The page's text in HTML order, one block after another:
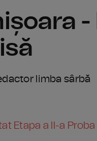
limba sârbă
Etapa a II-a